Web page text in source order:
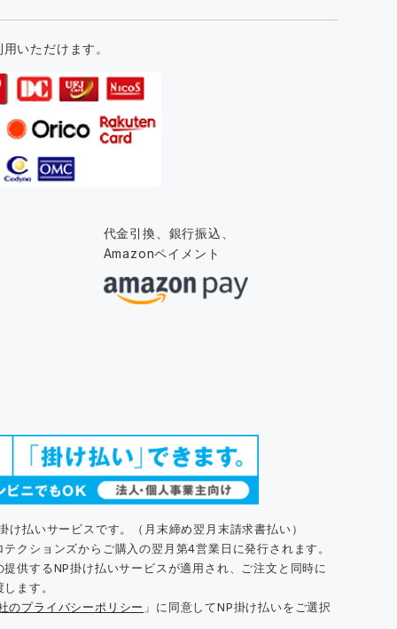
いただけます。
代金引換、銀行振込、
Amazonペイメント
け払いサービスです。（月末締め翌月末請求書払い）
クションズからご購入の翌月第4営業日に発行されます。
供するNP掛け払いサービスが適用され、ご注文と同時に
ます。
のプライバシーポリシー 」に同意してNP掛け払いをご選択